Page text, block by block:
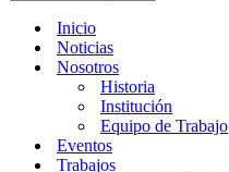
Inicio
Noticias
Nosotros
Historia
Institución
Equipo de Trabajo
Eventos
Trabajos